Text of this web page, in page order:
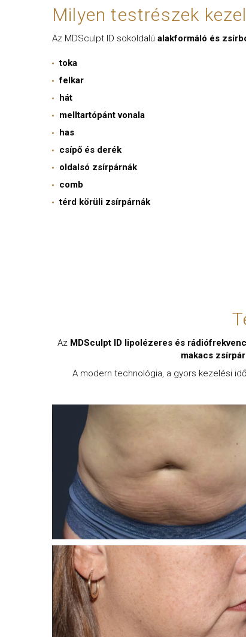
Milyen testrészek
Az MDSculpt ID sokoldalú alakformáló és
toka
felkar
hát
melltartópánt vonala
has
csípő és derék
oldalsó zsírpárnák
comb
térd körüli zsírpárnák
Az MDSculpt ID lipolézeres és
makacs
A modern technológia, a gyors kezelési